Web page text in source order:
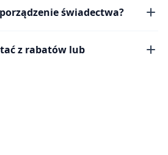
świadectwa?
z rabatów lub